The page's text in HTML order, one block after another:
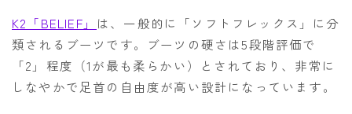
K2「BELIEF」 は、一般的に「ソフトフレックス」に分
類されるブーツです。ブーツの硬さは5段階評価で
「2」程度（1が最も柔らかい）とされており、非常に
しなやかで足首の自由度が高い設計になっています。